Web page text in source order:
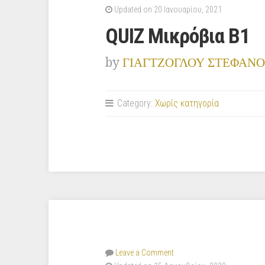
Updated on 20 Ιανουαρίου, 2021
QUIZ Μικρόβια Β1
by ΓΙΑΓΤΖΟΓΛΟΥ
Category: Χωρίς κατηγορία
Leave a Comment